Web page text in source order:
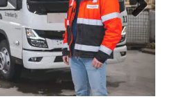
Next